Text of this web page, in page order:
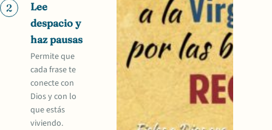
2
Lee
despacio y
haz pausas
Permite que
cada frase te
conecte con
Dios y con lo
que estás
viviendo.